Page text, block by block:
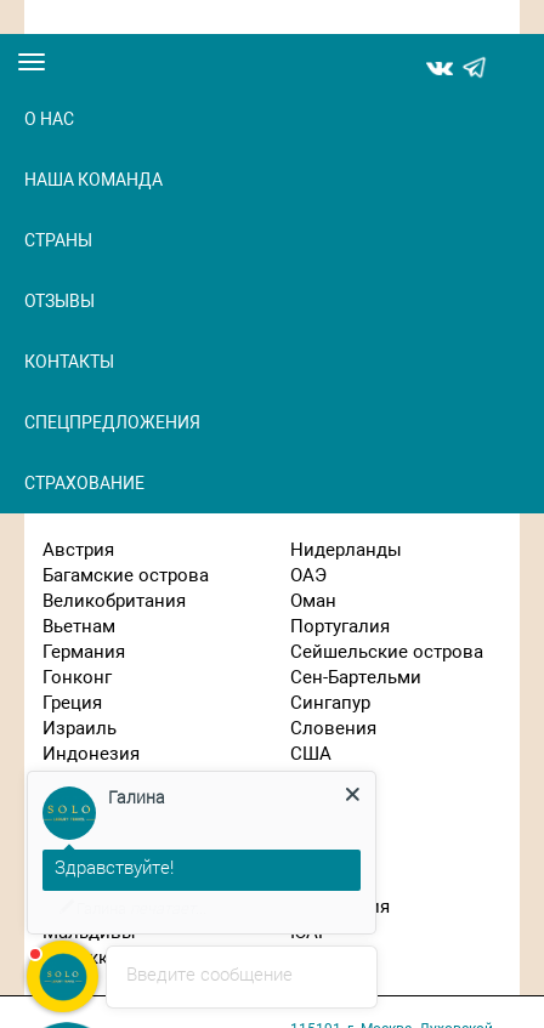
Toggle
О НАС
НАША КОМАНДА
СТРАНЫ
ОТЗЫВЫ
КОНТАКТЫ
СПЕЦПРЕДЛОЖЕНИЯ
СТРАХОВАНИЕ
Австрия
Багамские острова
Великобритания
Вьетнам
Германия
Гонконг
Греция
Израиль
Индонезия
Иордания
Испания
Италия
Кипр
Китай
Мальдивы
Марокко
Нидерланды
ОАЭ
Оман
Португалия
Сейшельские острова
Сен-Бартельми
Сингапур
Словения
США
Таиланд
Танзания
Франция
Швейцария
ЮАР
Введите сообщение
Галина
Здравствуйте!
Планируете путешествие?